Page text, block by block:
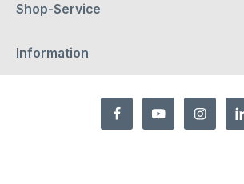
Shop-Service
Information